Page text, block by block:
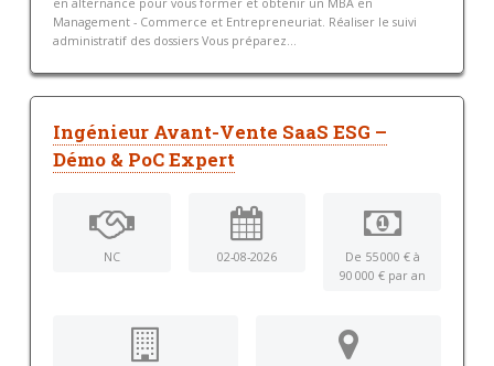
en alternance pour vous former et obtenir un MBA en
Management - Commerce et Entrepreneuriat. Réaliser le suivi
administratif des dossiers Vous préparez...
Ingénieur Avant-Vente SaaS ESG –
Démo & PoC Expert
NC 02-08-2026
De 55 000 € à
90 000 € par an